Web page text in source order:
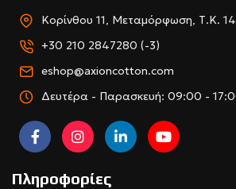
Κορίνθου 11, Μεταμόρφωση, Τ.Κ.
+30 210 2847280 (-3)
eshop@axioncotton.com
Δευτέρα - Παρασκευή: 09:00 -
Πληροφορίες